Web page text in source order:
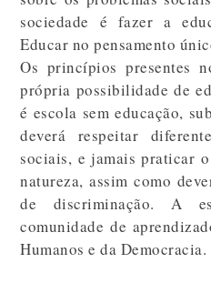
sociedade é fazer a
Educar no pensamento
Os princípios presentes
própria possibilidade de
é escola sem educação,
deverá respeitar
sociais, e jamais praticar
natureza, assim como
de discriminação. A
comunidade de
Humanos e da Democracia.